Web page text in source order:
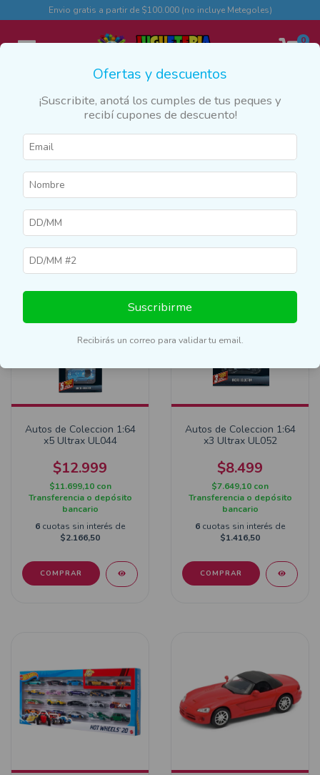
Envio gratis a partir de $100.000 (no incluye Metegoles)
0
Inicio >
Autos de Metal
Filtrar
Autos de Coleccion 1:64
x5 Ultrax UL044
$12.999
$11.699,10 con
Transferencia o depósito
bancario
6 cuotas sin interés de
$2.166,50
Autos de Coleccion 1:64
x3 Ultrax UL052
$8.499
$7.649,10 con
Transferencia o depósito
bancario
6 cuotas sin interés de
$1.416,50
Ofertas y descuentos
¡Suscribite, anotá los cumples de tus peques y
recibí cupones de descuento!
Suscribirme
Recibirás un correo para validar tu email.